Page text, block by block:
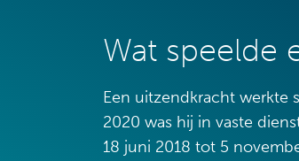
Wat speelde
Een uitzendkracht werkte
2020 was hij in vaste
18 juni 2018 tot 5